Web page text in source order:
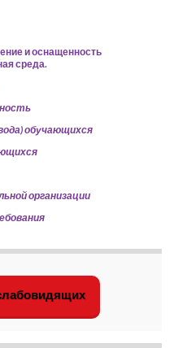
и оснащенность
среда.
обучающихся
организации